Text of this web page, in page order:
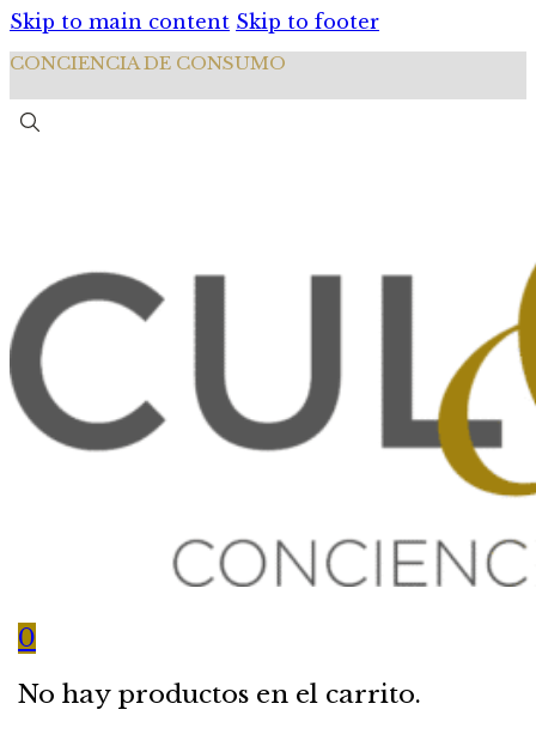
Skip to main content Skip to footer
CONCIENCIA DE CONSUMO
0
No hay productos en el carrito.